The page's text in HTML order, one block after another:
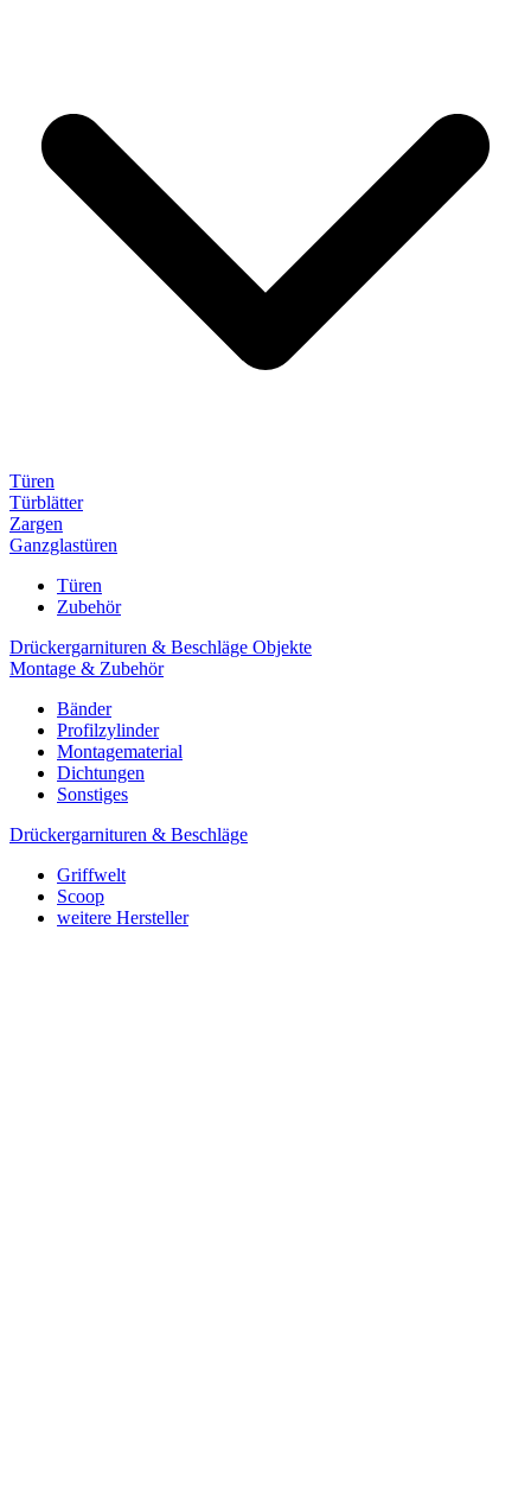
Türen
Türblätter
Zargen
Ganzglastüren
Türen
Zubehör
Drückergarnituren & Beschläge Objekte
Montage & Zubehör
Bänder
Profilzylinder
Montagematerial
Dichtungen
Sonstiges
Drückergarnituren & Beschläge
Griffwelt
Scoop
weitere Hersteller